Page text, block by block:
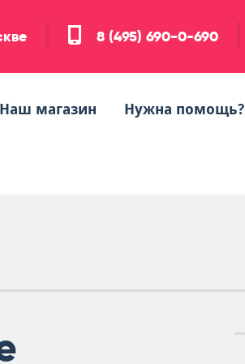
8 (495) 690-0-690
Наш магазин Нужна помощь?